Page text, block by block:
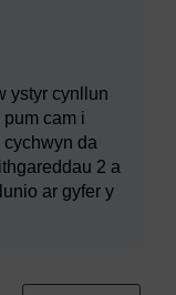
ystyr cynllun
cam i
cychwyn da
2 a
ar gyfer y